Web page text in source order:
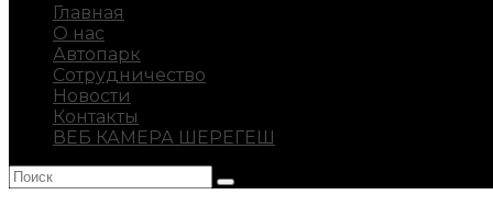
Главная
О нас
Автопарк
Сотрудничество
Новости
Контакты
ВЕБ КАМЕРА ШЕРЕГЕШ